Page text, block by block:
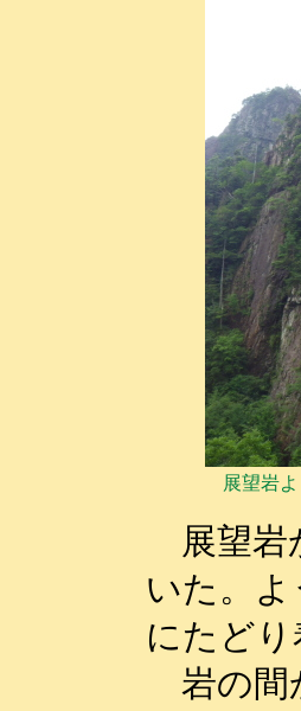
展望岩
展望岩
いた。
にたどり
岩の間